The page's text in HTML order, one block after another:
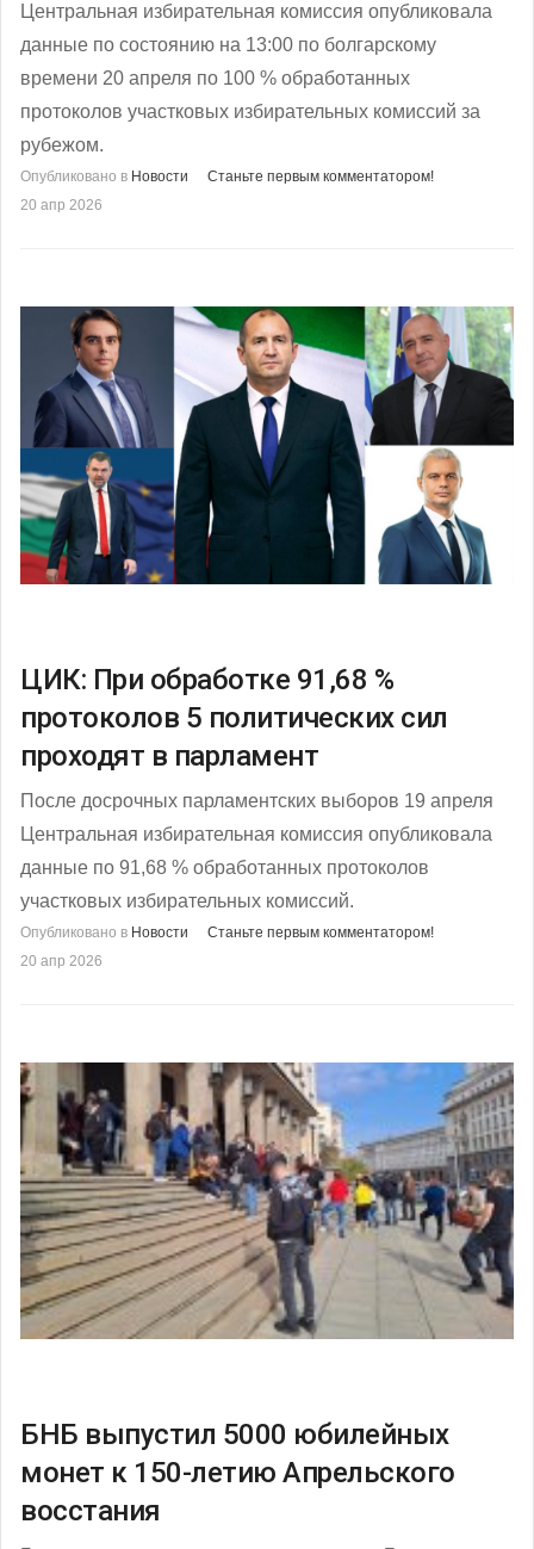
Центральная избирательная комиссия опубликовала
данные по состоянию на 13:00 по болгарскому
времени 20 апреля по 100 % обработанных
протоколов участковых избирательных комиссий за
рубежом.
Опубликовано в Новости
Станьте первым комментатором!
20 апр 2026
ЦИК: При обработке 91,68 %
протоколов 5 политических сил
проходят в парламент
После досрочных парламентских выборов 19 апреля
Центральная избирательная комиссия опубликовала
данные по 91,68 % обработанных протоколов
участковых избирательных комиссий.
Опубликовано в Новости
Станьте первым комментатором!
20 апр 2026
БНБ выпустил 5000 юбилейных
монет к 150-летию Апрельского
восстания